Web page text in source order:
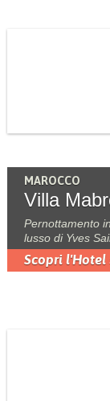
MAROCCO
Villa
Pernottamento
lusso di Yves
Scopri l'Hotel